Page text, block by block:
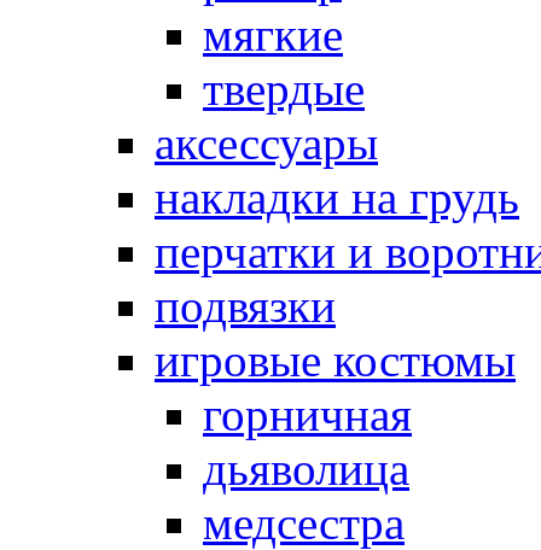
мягкие
твердые
аксессуары
накладки на грудь
перчатки и
подвязки
игровые костюмы
горничная
дьяволица
медсестра